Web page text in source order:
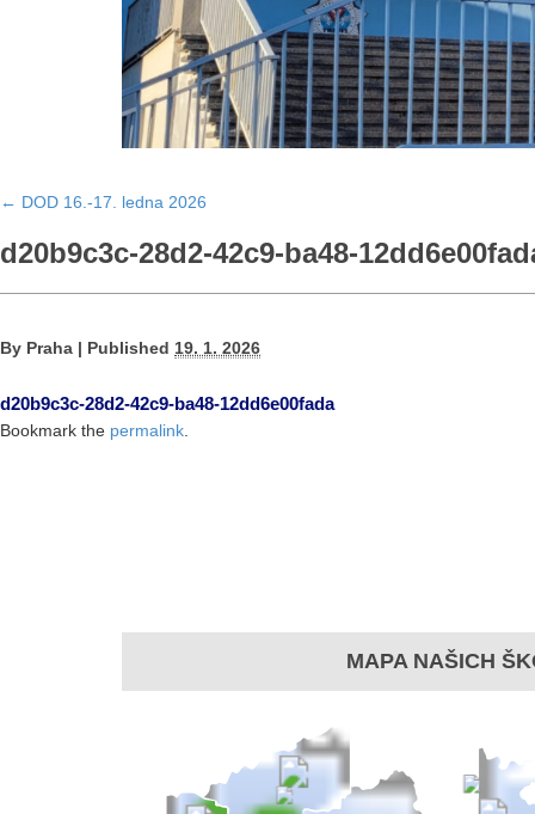
← DOD 16.-17. ledna 2026
d20b9c3c-28d2-42c9-ba48-
By Praha | Published 19. 1. 2026
d20b9c3c-28d2-42c9-ba48-12dd6e00fada
Bookmark the permalink
MAPA NAŠICH